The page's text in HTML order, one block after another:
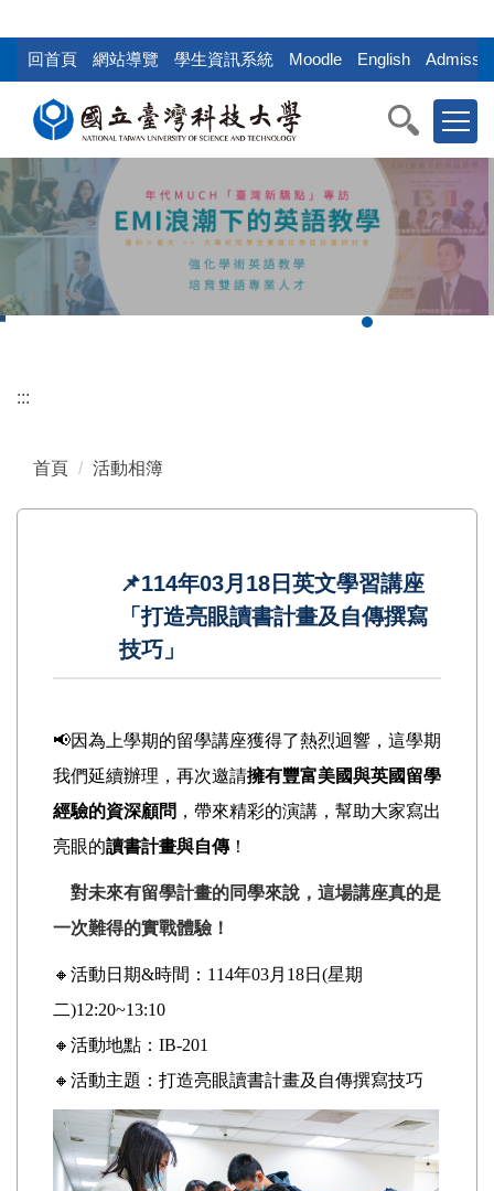
到
區
塊
回首頁 網站導覽 學生資訊系統 Moodle English
:::
首頁 活動相簿
📌114年03月18日英文學習講座
「打造亮眼讀書計畫及自傳撰寫
技巧」
📢因為上學期的留學講座獲得了熱烈迴響，這學期
我們延續辦理，再次邀請擁有豐富美國與英國留學
經驗的資深顧問 ，帶來精彩的演講，幫助大家寫出
亮眼的讀書計畫與自傳！
對未來有留學計畫的同學來說，這場講座真的是
一次難得的實戰體驗！
🔸活動日期&時間：114年03月18日(星期
二)12:20~13:10
🔸活動地點：IB-201
🔸活動主題：打造亮眼讀書計畫及自傳撰寫技巧